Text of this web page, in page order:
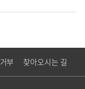
부 찾아오시는 길